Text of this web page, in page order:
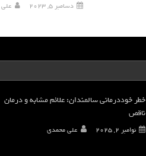
دسامبر 5, 2023
خطر خوددرمانی سالمندان: علائم مشابه و درمان
ناقص
نوامبر 2, 2025 علی محمدی